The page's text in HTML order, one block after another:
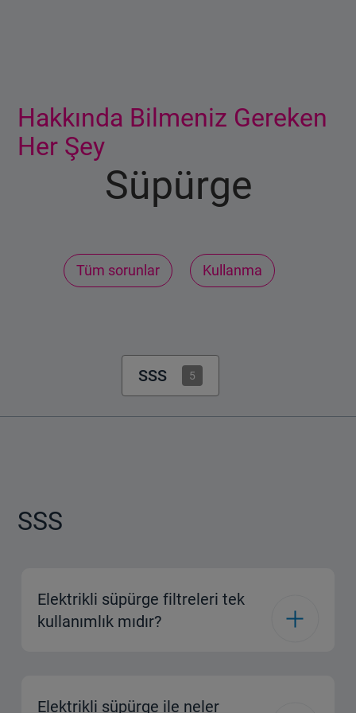
Hakkında Bilmeniz Gereken
Her Şey
Süpürge
Tüm sorunlar Kullanma
SSS 5
SSS
Elektrikli süpürge filtreleri tek
kullanımlık mıdır?
Elektrikli süpürge ile neler